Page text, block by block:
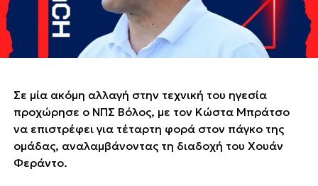
Σε μία ακόμη αλλαγή στην τεχνική του ηγεσία
προχώρησε ο ΝΠΣ Βόλος, με τον Κώστα Μπράτσο
να επιστρέφει για τέταρτη φορά στον πάγκο της
ομάδας, αναλαμβάνοντας τη διαδοχή του Χουάν
Φεράντο.